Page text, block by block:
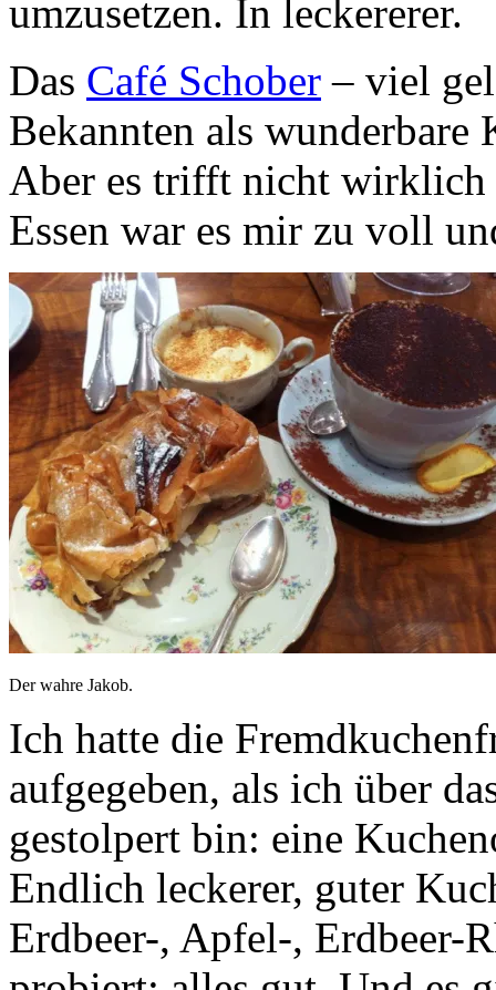
umzusetzen. In leckererer.
Das Café Schober – viel
Bekannten als wunderbare
Aber es trifft nicht wirklich
Essen war es mir zu voll
Der wahre Jakob.
Ich hatte die
aufgegeben, als ich über
gestolpert bin: eine
Endlich leckerer, guter
Erdbeer-, Apfel-, Erdbeer-